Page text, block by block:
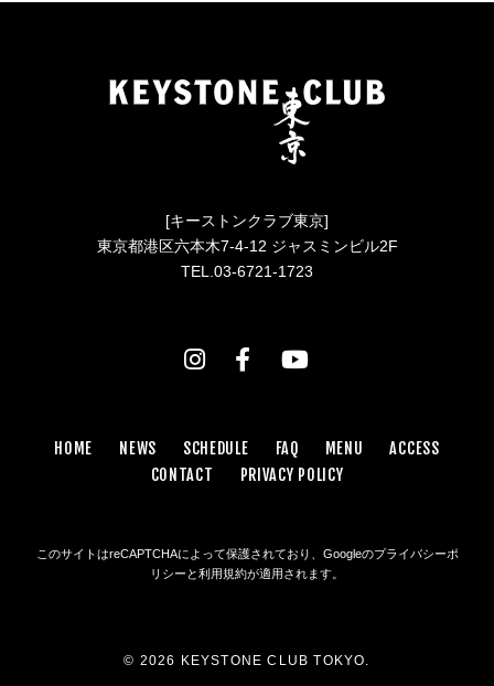
[キーストンクラブ東京]
東京都港区六本木7-4-12 ジャスミンビル2F
TEL.03-6721-1723
HOME NEWS SCHEDULE FAQ MENU
ACCESS
CONTACT
PRIVACY POLICY
このサイトはreCAPTCHAによって保護されており、Googleのプライバシーポ
リシー と利用規約が適用されます。
© 2026 KEYSTONE CLUB TOKYO.